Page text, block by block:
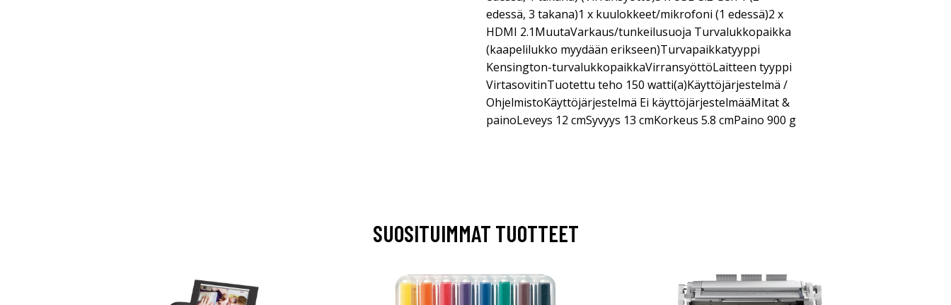
edessä, 3 takana)1 x kuulokkeet/mikrofoni (1 edessä)2 x
HDMI 2.1MuutaVarkaus/tunkeilusuoja Turvalukkopaikka
(kaapelilukko myydään erikseen)Turvapaikkatyyppi
Kensington-turvalukkopaikkaVirransyöttöLaitteen tyyppi
VirtasovitinTuotettu teho 150 watti(a)Käyttöjärjestelmä /
OhjelmistoKäyttöjärjestelmä Ei käyttöjärjestelmääMitat &
painoLeveys 12 cmSyvyys 13 cmKorkeus 5.8 cmPaino 900 g
SUOSITUIMMAT TUOTTEET